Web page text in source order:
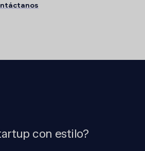
con estilo?